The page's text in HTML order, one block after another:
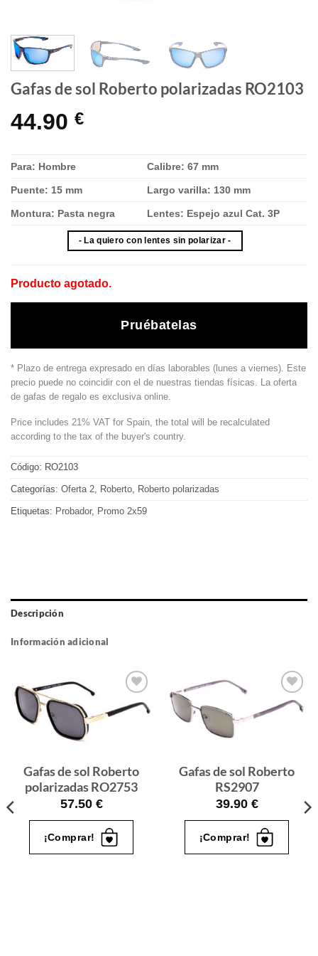
Gafas de sol Roberto polarizadas RO2103
44.90 €
Para: Hombre Calibre: 67 mm
Puente: 15 mm Largo varilla: 130 mm
Montura: Pasta negra Lentes: Espejo azul Cat. 3P
- La quiero con lentes sin polarizar -
Producto agotado.
Pruébatelas
* Plazo de entrega expresado en días laborables (lunes a viernes). Este
precio puede no coincidir con el de nuestras tiendas físicas. La oferta
de gafas de regalo es exclusiva online.
Price includes 21% VAT for Spain, the total will be recalculated
according to the tax of the buyer's country.
Código: RO2103
Categorías: Oferta 2, Roberto, Roberto polarizadas
Etiquetas: Probador, Promo 2x59
Descripción
Información adicional
Gafas
de sol
Gafas de sol Roberto
polarizadas RO2753
57.50 €
¡Comprar!
Gafas
de sol
Gafas de sol Roberto
RS2907
39.90 €
¡Comprar!